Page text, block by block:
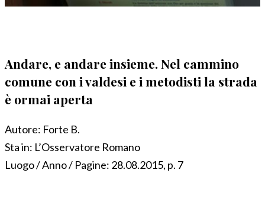
Andare, e andare insieme. Nel cammino
comune con i valdesi e i metodisti la strada
è ormai aperta
Autore: Forte B.
Sta in: L’Osservatore Romano
Luogo / Anno / Pagine: 28.08.2015, p. 7